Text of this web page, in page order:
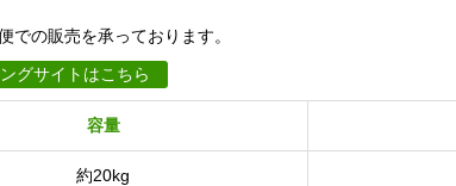
での販売を承っております。
グサイトはこちら
容量
約20kg